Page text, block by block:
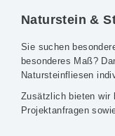
Naturstein &
Sie suchen
besonderes Maß?
Natursteinfliesen
Zusätzlich bieten wir
Projektanfragen